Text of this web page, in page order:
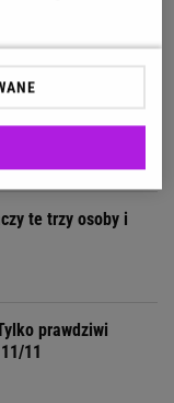
7/11 to już
te trzy osoby i
prawdziwi
11